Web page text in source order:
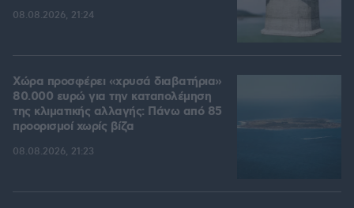
08.08.2026, 21:24
Χώρα προσφέρει «χρυσά διαβατήρια»
80.000 ευρώ για την καταπολέμηση
της κλιματικής αλλαγής: Πάνω από 85
προορισμοί χωρίς βίζα
08.08.2026, 21:23